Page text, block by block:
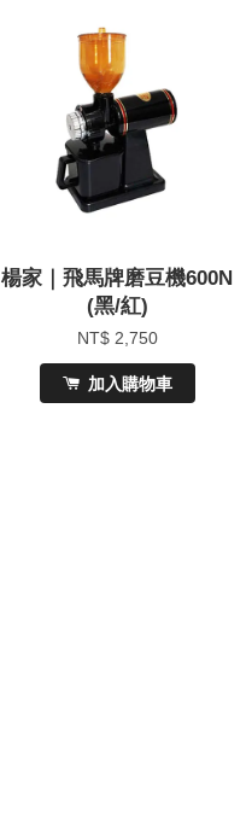
楊家｜飛馬牌磨豆機600N
(黑/紅)
NT$ 2,750
加入購物車